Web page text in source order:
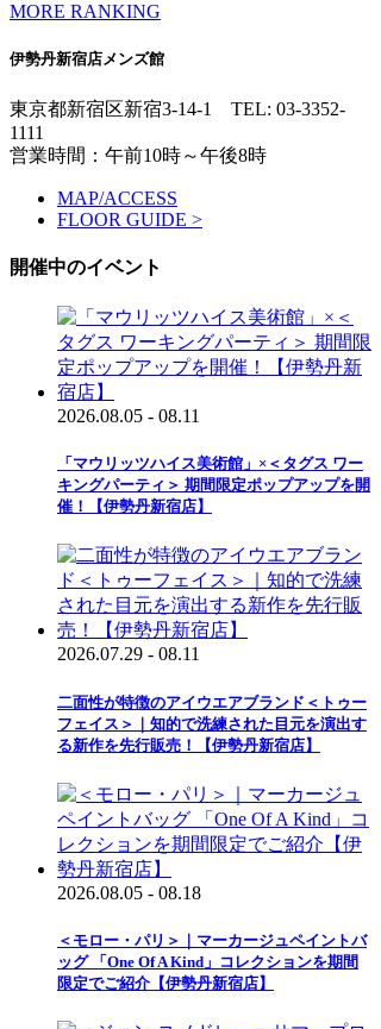
MORE RANKING
伊勢丹新宿店メンズ館
東京都新宿区新宿3-14-1 TEL: 03-3352-
1111
営業時間：午前10時～午後8時
MAP/ACCESS
FLOOR GUIDE >
開催中のイベント
2026.08.05 - 08.11
「マウリッツハイス美術館」×＜タグス ワー
キングパーティ＞ 期間限定ポップアップを開
催！【伊勢丹新宿店】
2026.07.29 - 08.11
二面性が特徴のアイウエアブランド＜トゥー
フェイス＞｜知的で洗練された目元を演出す
る新作を先行販売！【伊勢丹新宿店】
2026.08.05 - 08.18
＜モロー・パリ＞｜マーカージュペイントバ
ッグ 「One Of A Kind」コレクションを期間
限定でご紹介【伊勢丹新宿店】